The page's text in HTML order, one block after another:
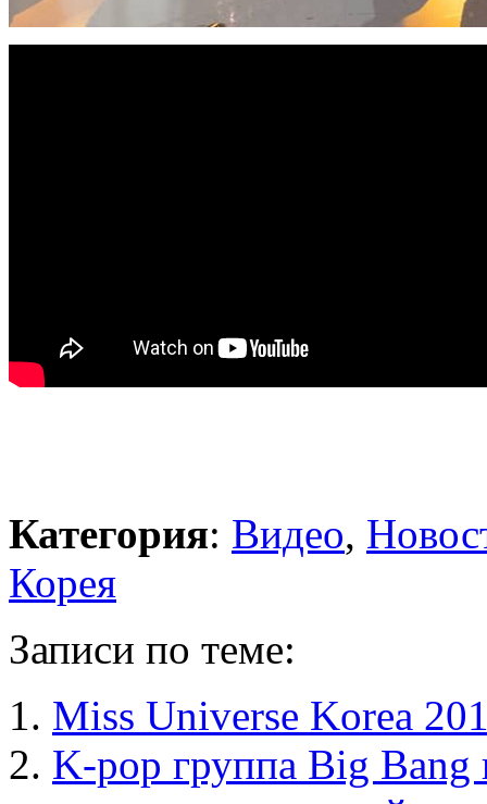
Категория: Видео,
Корея
Записи по теме:
Miss Universe Korea
K-pop группа Big Bang